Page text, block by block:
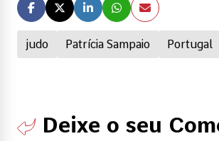
judo Patrícia Sampaio Portugal
Deixe o seu